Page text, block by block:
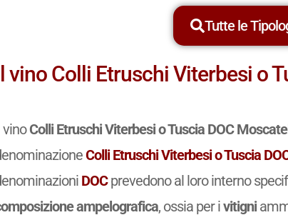
Tutte le
vino Colli Etruschi Viterbesi o
vinoColli Etruschi Viterbesi o Tuscia DOC
Colli Etruschi Viterbesi o Tuscia
DOCprevedono al loro interno
ampelografica, ossia per ivitigni